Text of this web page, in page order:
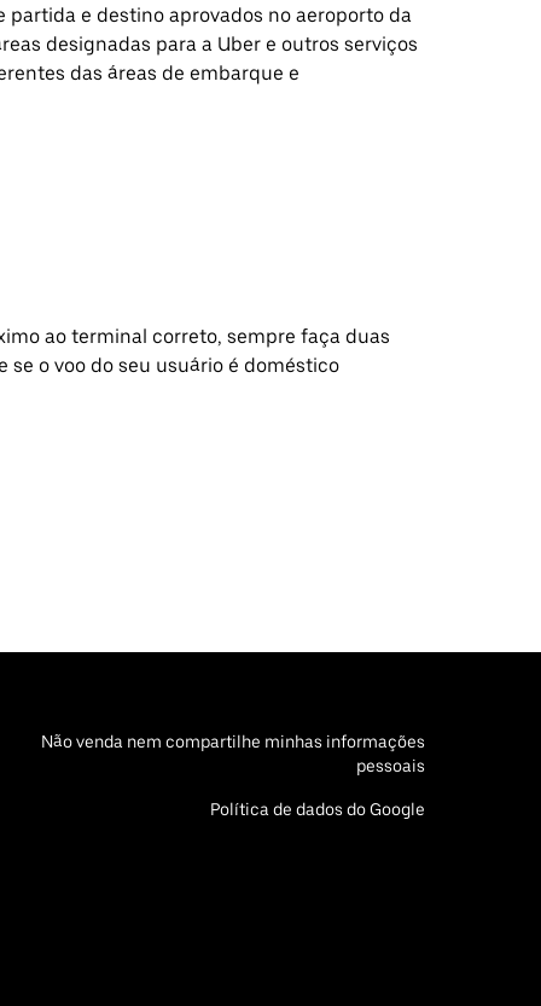
partida e destino aprovados no aeroporto da
designadas para a Uber e outros serviços
das áreas de embarque e
ao terminal correto, sempre faça duas
se o voo do seu usuário é doméstico
Não venda nem compartilhe minhas informações
pessoais
Política de dados do Google